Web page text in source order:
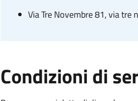
Via Tre Novembre 81, via tre
Condizioni di